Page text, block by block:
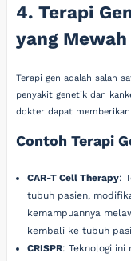
4. Terapi
yang Mewah
Terapi gen adalah salah
penyakit genetik dan
dokter dapat
Contoh Terapi
CAR-T Cell Therapy:
tubuh pasien,
kemampuannya
kembali ke tubuh
CRISPR: Teknologi ini